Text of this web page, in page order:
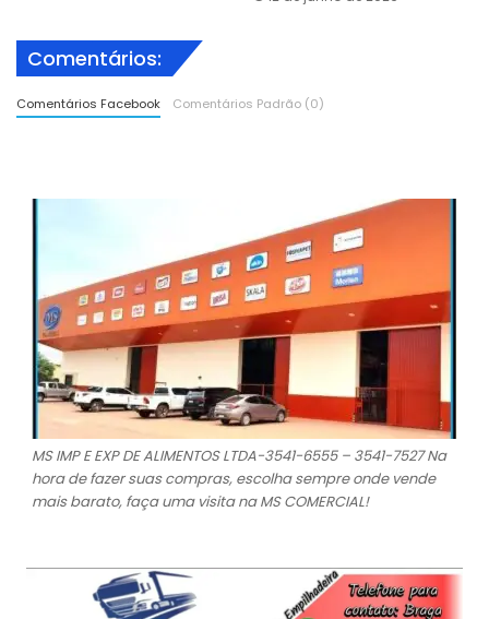
Comentários:
Comentários Facebook Comentários Padrão (0)
MS IMP E EXP DE ALIMENTOS LTDA-3541-6555 – 3541-7527 Na
hora de fazer suas compras, escolha sempre onde vende
mais barato, faça uma visita na MS COMERCIAL!